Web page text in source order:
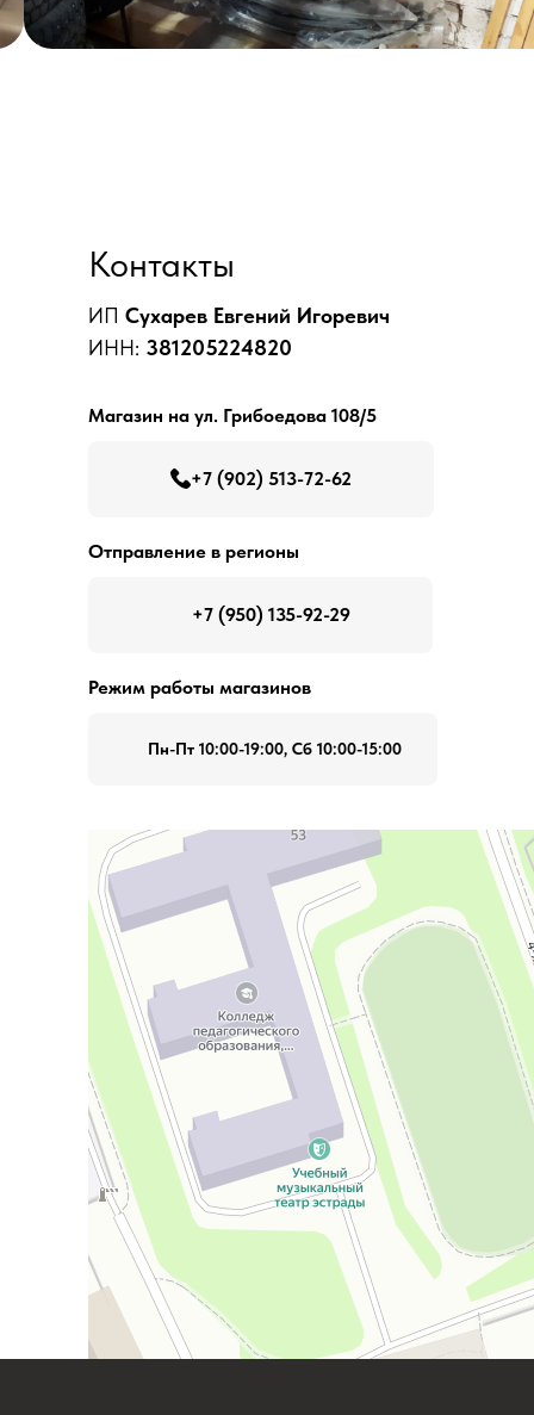
ИП Сухарев Евгений Игоревич
ИНН: 381205224820
+7 (902) 513-72-62
Магазин на ул. Грибоедова 108/5
Пн-Пт 10:00-19:00, Сб 10:00-15:00
Режим работы магазинов
+7 (950) 135-92-29
Отправление в регионы
Контакты